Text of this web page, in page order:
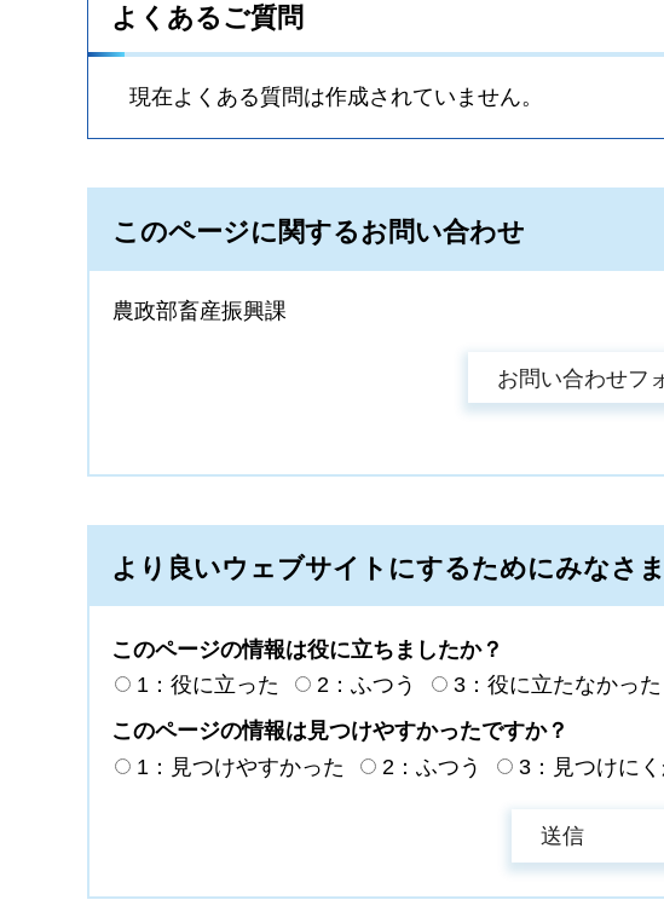
よくあるご質問
現在よくある質問は作成されていません。
このページに関するお問い合わせ
農政部畜産振興課
より良いウェブサイトにするためにみなさ
このページの情報は役に立ちましたか？
1：役に立った
2：ふつう
3：役に立たなかった
このページの情報は見つけやすかったですか？
1：見つけやすかった
2：ふつう 3：見つけに